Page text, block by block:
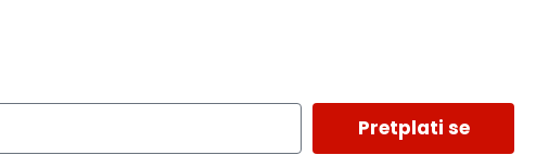
Pretplati se